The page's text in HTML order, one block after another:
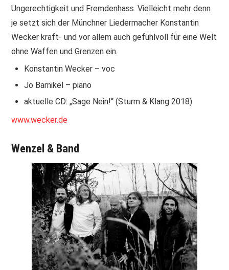
Ungerechtigkeit und Fremdenhass. Vielleicht mehr denn
je setzt sich der Münchner Liedermacher Konstantin
Wecker kraft- und vor allem auch gefühlvoll für eine Welt
ohne Waffen und Grenzen ein.
Konstantin Wecker – voc
Jo Barnikel – piano
aktuelle CD: „Sage Nein!“ (Sturm & Klang 2018)
www.wecker.de
Wenzel & Band